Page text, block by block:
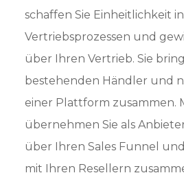
schaffen Sie Einheitlichkeit
Vertriebsprozessen und
über Ihren Vertrieb. Sie
bestehenden Händler und
einer Plattform zusammen.
übernehmen Sie als
über Ihren Sales Funnel
mit Ihren Resellern